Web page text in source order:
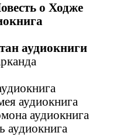
о Ходже
аудиокниги
аудиокнига
аудиокнига
аудиокнига